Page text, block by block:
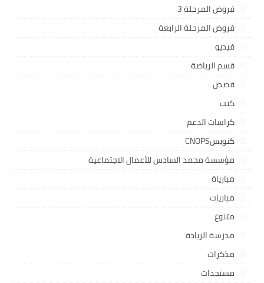
فروض المرحلة 3
فروض المرحلة الرابعة
فيديو
قسم الرياضة
قصص
كتب
كراسات الدعم
كنوبسCNOPS
مؤسسة محمد السادس للأعمال الاجتماعية
مبارياة
مباريات
متنوع
مدرسة الريادة
مذكرات
مستجدات